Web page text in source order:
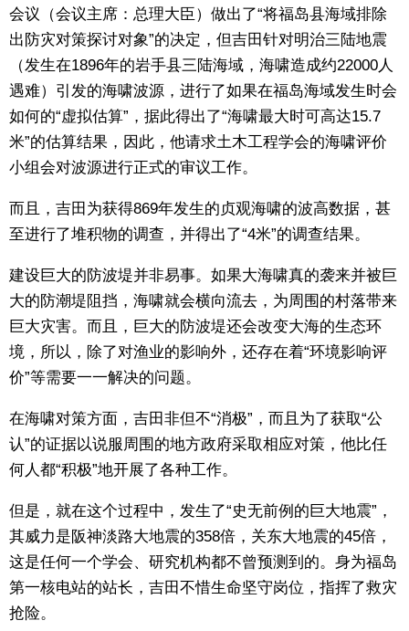
会议（会议主席：总理大臣）做出了“将福岛县海域排除
出防灾对策探讨对象”的决定，但吉田针对明治三陆地震
（发生在1896年的岩手县三陆海域，海啸造成约22000人
遇难）引发的海啸波源，进行了如果在福岛海域发生时会
如何的“虚拟估算”，据此得出了“海啸最大时可高达15.7
米”的估算结果，因此，他请求土木工程学会的海啸评价
小组会对波源进行正式的审议工作。
而且，吉田为获得869年发生的贞观海啸的波高数据，甚
至进行了堆积物的调查，并得出了“4米”的调查结果。
建设巨大的防波堤并非易事。如果大海啸真的袭来并被巨
大的防潮堤阻挡，海啸就会横向流去，为周围的村落带来
巨大灾害。而且，巨大的防波堤还会改变大海的生态环
境，所以，除了对渔业的影响外，还存在着“环境影响评
价”等需要一一解决的问题。
在海啸对策方面，吉田非但不“消极”，而且为了获取“公
认”的证据以说服周围的地方政府采取相应对策，他比任
何人都“积极”地开展了各种工作。
但是，就在这个过程中，发生了“史无前例的巨大地震”，
其威力是阪神淡路大地震的358倍，关东大地震的45倍，
这是任何一个学会、研究机构都不曾预测到的。身为福岛
第一核电站的站长，吉田不惜生命坚守岗位，指挥了救灾
抢险。